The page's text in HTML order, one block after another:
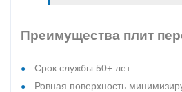
Преимущества плит
Срок службы 50+ лет.
Ровная поверхность